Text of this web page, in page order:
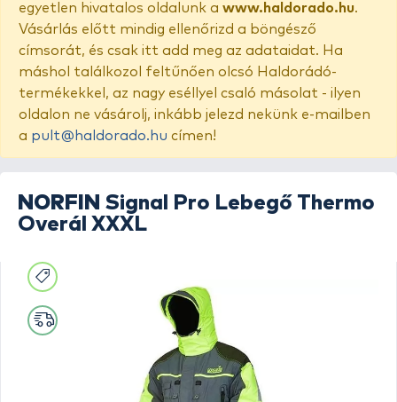
egyetlen hivatalos oldalunk a www.haldorado.hu.
Vásárlás előtt mindig ellenőrizd a böngésző
címsorát, és csak itt add meg az adataidat. Ha
máshol találkozol feltűnően olcsó Haldorádó-
termékekkel, az nagy eséllyel csaló másolat - ilyen
oldalon ne vásárolj, inkább jelezd nekünk e-mailben
a pult@haldorado.hu címen!
NORFIN Signal Pro Lebegő Thermo
Overál XXXL